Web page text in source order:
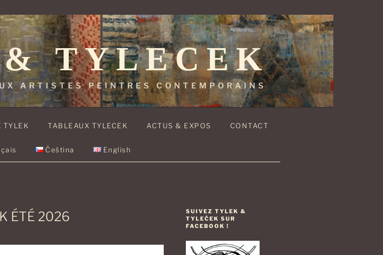
TYLECEK
ARTISTES PEINTRES CONTEMPORAINS
TYLEK TABLEAUX TYLECEK ACTUS & EXPOS CONTACT
Čeština English
ÉTÉ 2026
SUIVEZ TYLEK &
TYLEČEK SUR
FACEBOOK !